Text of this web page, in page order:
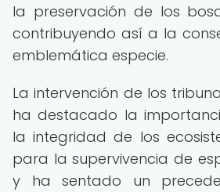
la preservación de los
contribuyendo así a la
emblemática especie.
La intervención de los
ha destacado la
la integridad de los
para la supervivencia de
y ha sentado un